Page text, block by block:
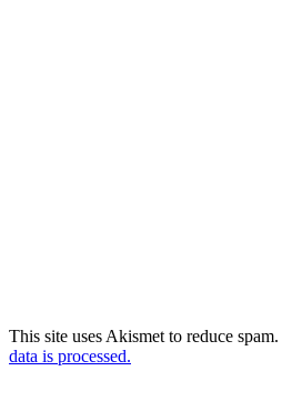
This site uses Akismet to reduce spam.
data is processed.